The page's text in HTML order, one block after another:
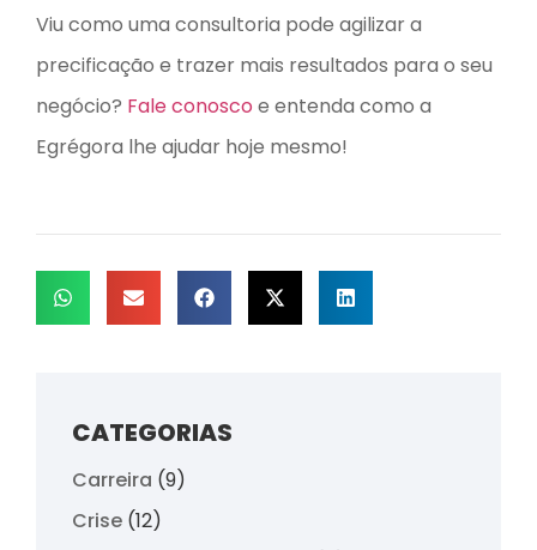
Viu como uma consultoria pode agilizar a
precificação e trazer mais resultados para o seu
negócio? Fale conosco e entenda como a
Egrégora lhe ajudar hoje mesmo!
CATEGORIAS
Carreira (9)
Crise (12)